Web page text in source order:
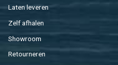
Laten le­ve­ren
Zelf af­ha­len
Show­room
Re­tour­ne­ren